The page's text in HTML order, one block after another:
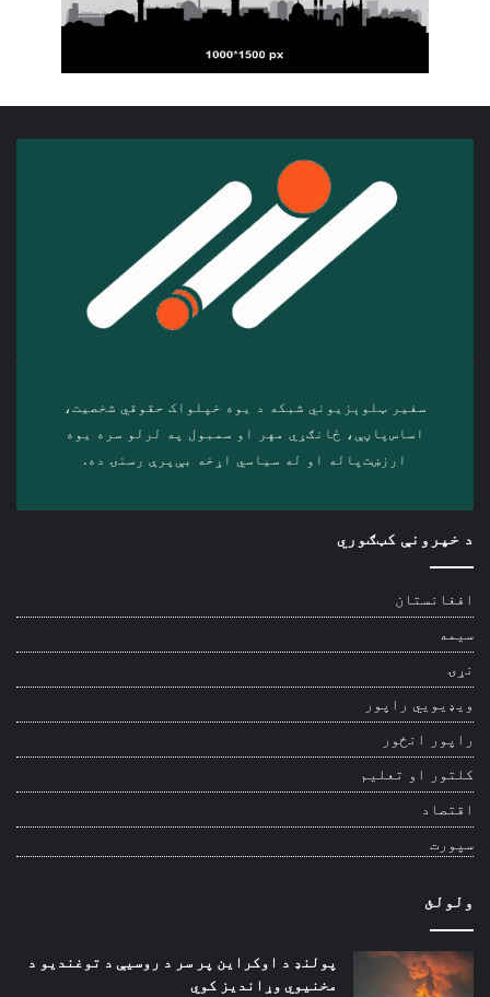
سفیر ټلوېزیوني شبکه د‎ یوه خپلواک حقوقي شخصیت،
اساس‌پاڼې، ځانګړي مهر او سمبول په لرلو سره ‎یوه
ارزښت‌پاله او ‎له سیاسي اړخه بې‌پرې رسنۍ ده.
د خپرونې کټګوري
افغانستان
سیمه
نړۍ
ویډیويي راپور
راپور انځور
کلتور او تعلیم
اقتصاد
سپورت
ولولئ
پولنډ د اوکراین پر سر د روسیې د توغندیو د
مخنیوي وړاندیز کوي